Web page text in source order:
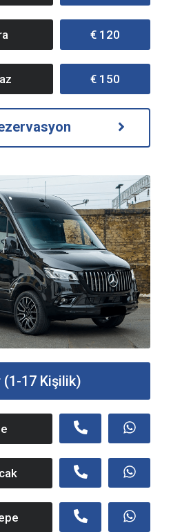
€ 120
€ 150
(1-17 Kişilik)